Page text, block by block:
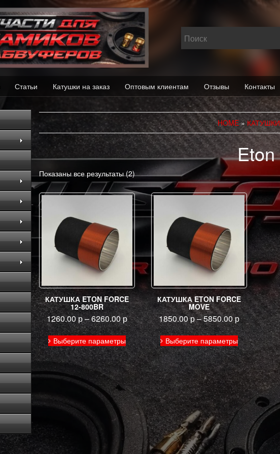
Статьи Катушки на заказ Оптовым клиентам Отзывы Контакты
HOME»КАТУШКИ
Eton
Показаны все результаты (2)
КАТУШКА ETON FORCE
12-800BR
1260.00р–6260.00р
Выберите параметры
Этот
товар
имеет
несколько
вариаций.
Опции
можно
выбрать
на
странице
товара.
КАТУШКА ETON FORCE
MOVE
1850.00р–5850.00р
Выберите параметры
Этот
товар
имеет
несколько
вариаций.
Опции
можно
выбрать
на
странице
товара.